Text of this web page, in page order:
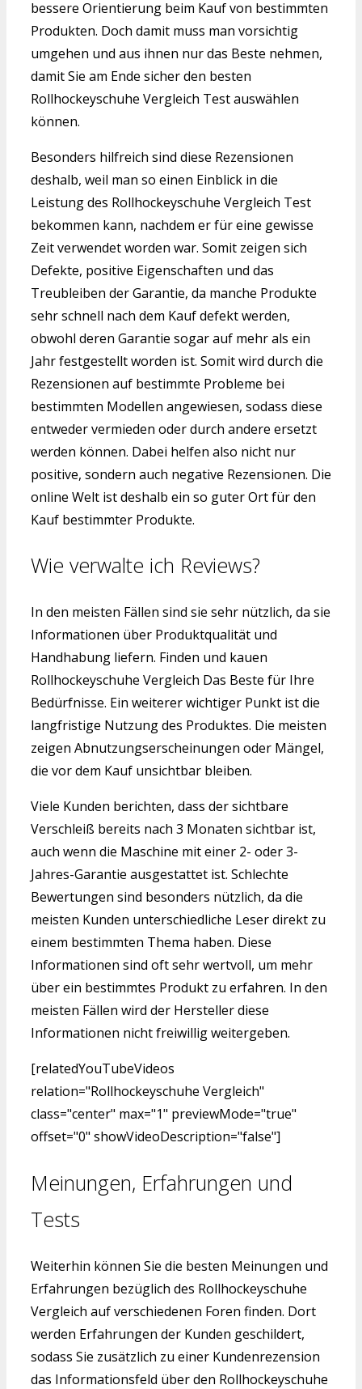
bessere Orientierung beim Kauf von bestimmten
Produkten. Doch damit muss man vorsichtig
umgehen und aus ihnen nur das Beste nehmen,
damit Sie am Ende sicher den besten
Rollhockeyschuhe Vergleich Test auswählen
können.
Besonders hilfreich sind diese Rezensionen
deshalb, weil man so einen Einblick in die
Leistung des Rollhockeyschuhe Vergleich Test
bekommen kann, nachdem er für eine gewisse
Zeit verwendet worden war. Somit zeigen sich
Defekte, positive Eigenschaften und das
Treubleiben der Garantie, da manche Produkte
sehr schnell nach dem Kauf defekt werden,
obwohl deren Garantie sogar auf mehr als ein
Jahr festgestellt worden ist. Somit wird durch die
Rezensionen auf bestimmte Probleme bei
bestimmten Modellen angewiesen, sodass diese
entweder vermieden oder durch andere ersetzt
werden können. Dabei helfen also nicht nur
positive, sondern auch negative Rezensionen. Die
online Welt ist deshalb ein so guter Ort für den
Kauf bestimmter Produkte.
Wie verwalte ich Reviews?
In den meisten Fällen sind sie sehr nützlich, da sie
Informationen über Produktqualität und
Handhabung liefern. Finden und kauen
Rollhockeyschuhe Vergleich Das Beste für Ihre
Bedürfnisse. Ein weiterer wichtiger Punkt ist die
langfristige Nutzung des Produktes. Die meisten
zeigen Abnutzungserscheinungen oder Mängel,
die vor dem Kauf unsichtbar bleiben.
Viele Kunden berichten, dass der sichtbare
Verschleiß bereits nach 3 Monaten sichtbar ist,
auch wenn die Maschine mit einer 2- oder 3-
Jahres-Garantie ausgestattet ist. Schlechte
Bewertungen sind besonders nützlich, da die
meisten Kunden unterschiedliche Leser direkt zu
einem bestimmten Thema haben. Diese
Informationen sind oft sehr wertvoll, um mehr
über ein bestimmtes Produkt zu erfahren. In den
meisten Fällen wird der Hersteller diese
Informationen nicht freiwillig weitergeben.
[relatedYouTubeVideos
relation="Rollhockeyschuhe Vergleich"
class="center" max="1" previewMode="true"
offset="0" showVideoDescription="false"]
Meinungen, Erfahrungen und
Tests
Weiterhin können Sie die besten Meinungen und
Erfahrungen bezüglich des Rollhockeyschuhe
Vergleich auf verschiedenen Foren finden. Dort
werden Erfahrungen der Kunden geschildert,
sodass Sie zusätzlich zu einer Kundenrezension
das Informationsfeld über den Rollhockeyschuhe